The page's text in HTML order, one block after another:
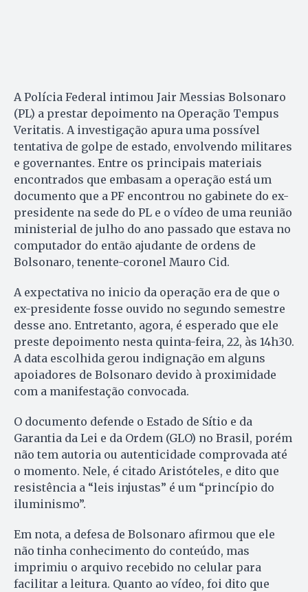
A Polícia Federal intimou Jair Messias Bolsonaro
(PL) a prestar depoimento na Operação Tempus
Veritatis. A investigação apura uma possível
tentativa de golpe de estado, envolvendo militares
e governantes. Entre os principais materiais
encontrados que embasam a operação está um
documento que a PF encontrou no gabinete do ex-
presidente na sede do PL e o vídeo de uma reunião
ministerial de julho do ano passado que estava no
computador do então ajudante de ordens de
Bolsonaro, tenente-coronel Mauro Cid.
A expectativa no inicio da operação era de que o
ex-presidente fosse ouvido no segundo semestre
desse ano. Entretanto, agora, é esperado que ele
preste depoimento nesta quinta-feira, 22, às 14h30.
A data escolhida gerou indignação em alguns
apoiadores de Bolsonaro devido à proximidade
com a manifestação convocada.
O documento defende o Estado de Sítio e da
Garantia da Lei e da Ordem (GLO) no Brasil, porém
não tem autoria ou autenticidade comprovada até
o momento. Nele, é citado Aristóteles, e dito que
resistência a “leis injustas” é um “princípio do
iluminismo”.
Em nota, a defesa de Bolsonaro afirmou que ele
não tinha conhecimento do conteúdo, mas
imprimiu o arquivo recebido no celular para
facilitar a leitura. Quanto ao vídeo, foi dito que